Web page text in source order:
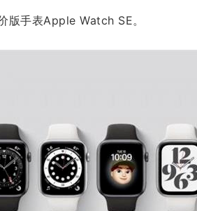
手表Apple Watch SE。